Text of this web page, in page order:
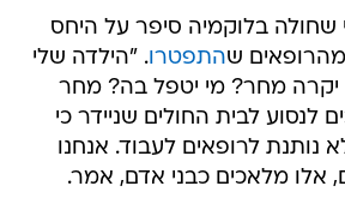
שחולה בלוקמיה סיפר על היחס
שהתפטרו. "הילדה שלי
מה יקרה מחר? מי יטפל בה? מחר
לנסוע לבית החולים שניידר כי
לרופאים לעבוד. אנחנו
אלו מלאכים כבני אדם, אמר.